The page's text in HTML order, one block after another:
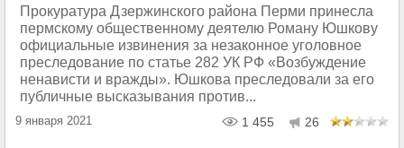
Прокуратура Дзержинского района Перми принесла
пермскому общественному деятелю Роману Юшкову
официальные извинения за незаконное уголовное
преследование по статье 282 УК РФ «Возбуждение
ненависти и вражды». Юшкова преследовали за его
публичные высказывания против...
9 января 2021 1 455 26